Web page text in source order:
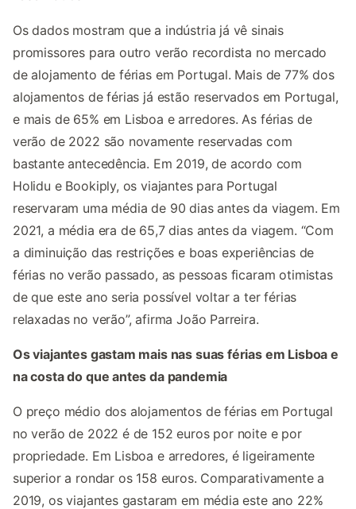
Os dados mostram que a indústria já vê sinais
promissores para outro verão recordista no mercado
de alojamento de férias em Portugal. Mais de 77% dos
alojamentos de férias já estão reservados em Portugal,
e mais de 65% em Lisboa e arredores. As férias de
verão de 2022 são novamente reservadas com
bastante antecedência. Em 2019, de acordo com
Holidu e Bookiply, os viajantes para Portugal
reservaram uma média de 90 dias antes da viagem. Em
2021, a média era de 65,7 dias antes da viagem. “Com
a diminuição das restrições e boas experiências de
férias no verão passado, as pessoas ficaram otimistas
de que este ano seria possível voltar a ter férias
relaxadas no verão”, afirma João Parreira.
Os viajantes gastam mais nas suas férias em Lisboa e
na costa do que antes da pandemia
O preço médio dos alojamentos de férias em Portugal
no verão de 2022 é de 152 euros por noite e por
propriedade. Em Lisboa e arredores, é ligeiramente
superior a rondar os 158 euros. Comparativamente a
2019, os viajantes gastaram em média este ano 22%